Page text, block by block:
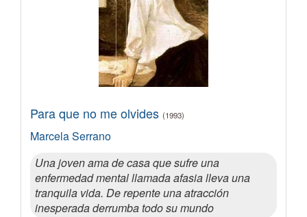
Para que no me olvides (1993)
Marcela Serrano
Una joven ama de casa que sufre una
enfermedad mental llamada afasia lleva una
tranquila vida. De repente una atracción
inesperada derrumba todo su mundo